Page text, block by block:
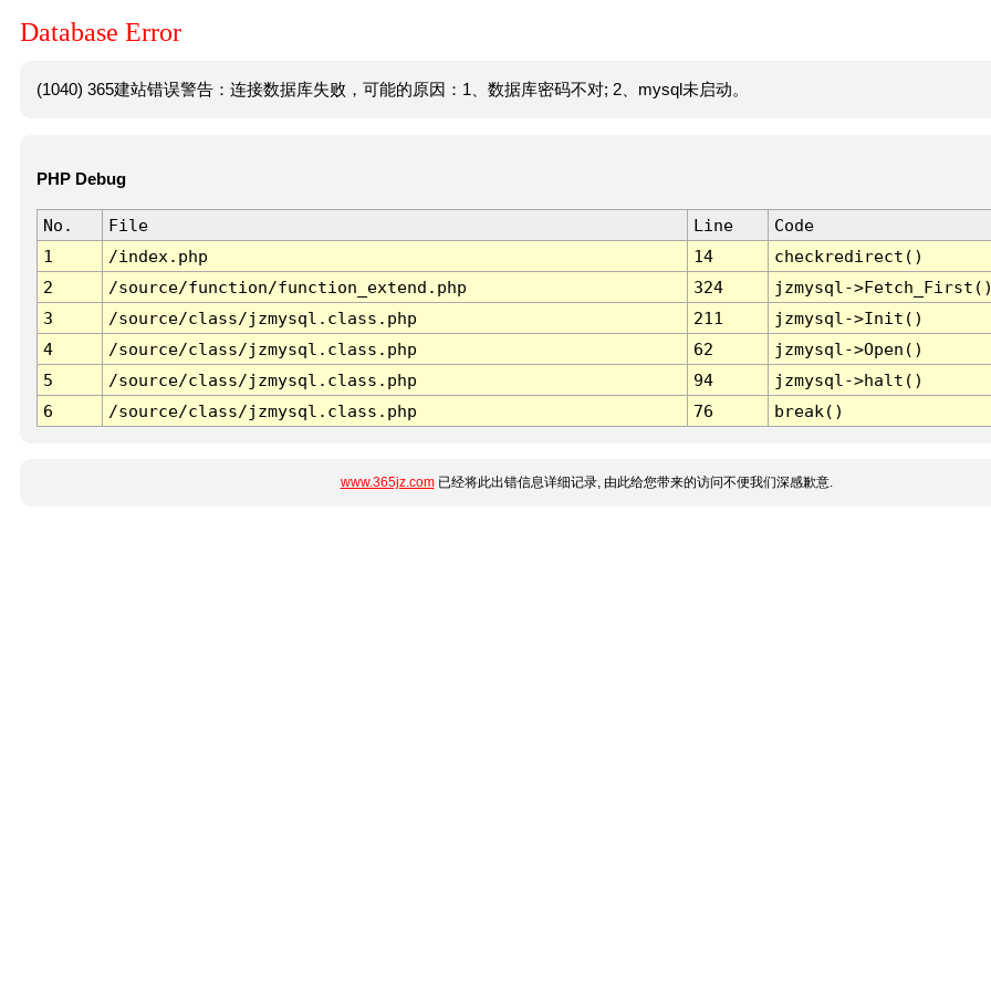
Database Error
(1040) 365建站错误警告：连接数据库失败，可能的原因：1、数据库密码不对; 2、mysql未启动。
PHP Debug
No. File Line
Code
1
/index.php 14
checkredirect()
2
/source/function/function_extend.php 324
jzmysql-
3
/source/class/jzmysql.class.php 211
jzmysql->Init()
4
/source/class/jzmysql.class.php 62
jzmysql->Open()
5
/source/class/jzmysql.class.php 94
jzmysql->halt()
6
/source/class/jzmysql.class.php 76 break()
www.365jz.com已经将此出错信息详细记录, 由此给您带来的访问不便我们深感歉意.